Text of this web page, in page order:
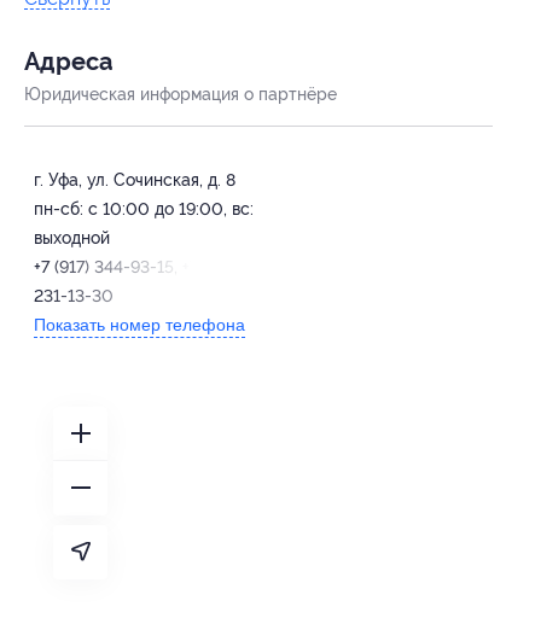
Адресa
Юридическая информация о партнёре
г. Уфа, ул. Сочинская, д. 8
пн-сб: с 10:00 до 19:00, вс:
выходной
+7 (917) 344-93-15, +7 (927)
231-13-30
Показать номер телефона